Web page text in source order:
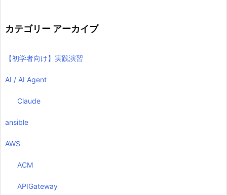
カテゴリー アーカイブ
【初学者向け】実践演習
AI / AI Agent
Claude
ansible
AWS
ACM
APIGateway